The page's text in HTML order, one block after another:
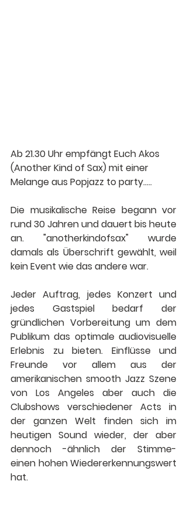
Ab 21.30 Uhr empfängt Euch Akos
(Another Kind of Sax) mit einer
Melange aus Popjazz to party.....
Die musikalische Reise begann vor
rund 30 Jahren und dauert bis heute
an. "anotherkindofsax" wurde
damals als Überschrift gewählt, weil
kein Event wie das andere war.
Jeder Auftrag, jedes Konzert und
jedes Gastspiel bedarf der
gründlichen Vorbereitung um dem
Publikum das optimale audiovisuelle
Erlebnis zu bieten. Einflüsse und
Freunde vor allem aus der
amerikanischen smooth Jazz Szene
von Los Angeles aber auch die
Clubshows verschiedener Acts in
der ganzen Welt finden sich im
heutigen Sound wieder, der aber
dennoch -ähnlich der Stimme-
einen hohen Wiedererkennungswert
hat.